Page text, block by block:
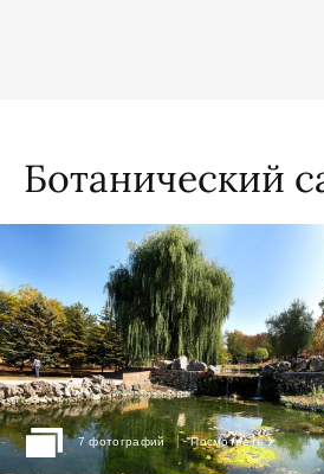
Ботанический
7 фотографий Посмотреть ›